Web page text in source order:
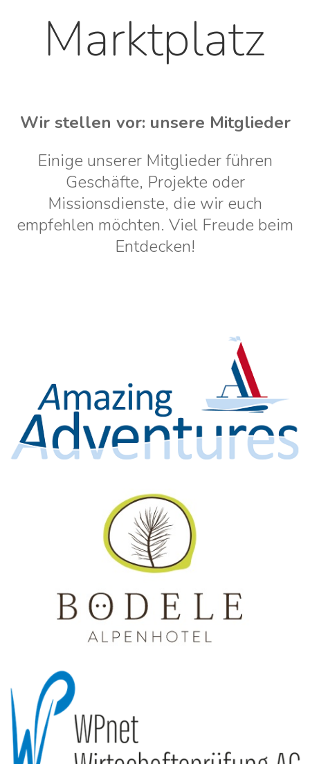
Marktplatz
Wir stellen vor: unsere Mitglieder
Einige unserer Mitglieder führen
Geschäfte, Projekte oder
Missionsdienste, die wir euch
empfehlen möchten. Viel Freude beim
Entdecken!